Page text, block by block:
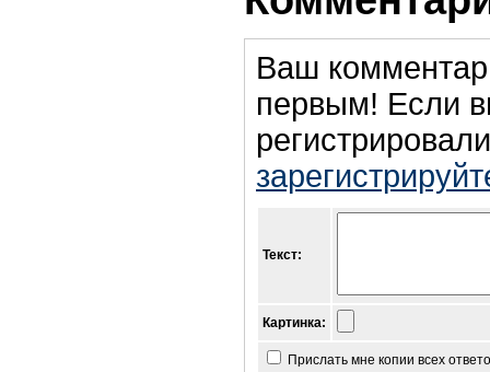
Ваш
первым! Если
Текст:
Картинка:
Прислать мне копии всех